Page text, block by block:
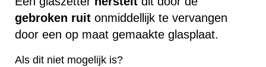
gebroken ruit onmiddellijk te vervangen
door een op maat gemaakte glasplaat.
Als dit niet mogelijk is?